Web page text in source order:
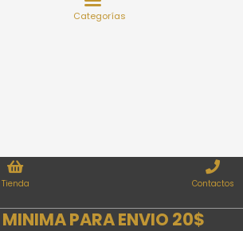
Tienda Contactos
MINIMA PARA ENVIO 20$